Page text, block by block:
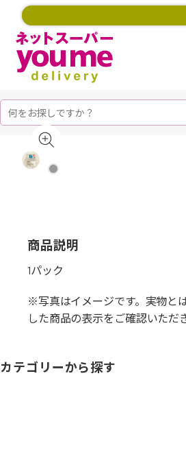
商品説明
1パック
※写真はイメージです。実物と
した商品の表示をご確認いただ
カテゴリーから探す